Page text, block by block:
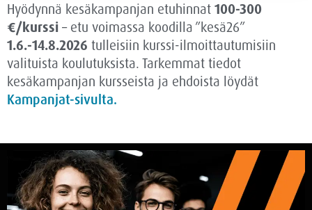
Hyödynnä kesäkampanjan etuhinnat 100-300
€/kurssi – etu voimassa koodilla ”kesä26”
1.6.-14.8.2026 tulleisiin kurssi-ilmoittautumisiin
valituista koulutuksista. Tarkemmat tiedot
kesäkampanjan kursseista ja ehdoista löydät
Kampanjat-sivulta.